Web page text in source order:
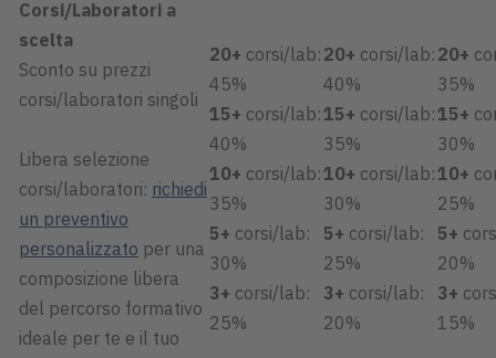
Corsi/Laboratori a
scelta
Sconto su prezzi
corsi/laboratori singoli
Libera selezione
corsi/laboratori: richiedi
un preventivo
personalizzato per una
composizione libera
del percorso formativo
ideale per te e il tuo
20+ corsi/lab:
45%
15+ corsi/lab:
40%
10+ corsi/lab:
35%
5+ corsi/lab:
30%
3+ corsi/lab:
25%
20+ corsi/lab:
40%
15+ corsi/lab:
35%
10+ corsi/lab:
30%
5+ corsi/lab:
25%
3+ corsi/lab:
20%
20+
35%
15+
30%
10+
25%
5+
20%
3+
15%